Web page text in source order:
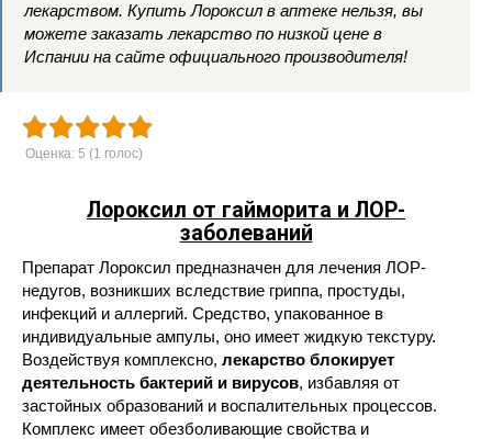
лекарством. Купить Лороксил в аптеке нельзя, вы
можете заказать лекарство по низкой цене в
Испании на сайте официального производителя!
Оценка: 5 (1 голос)
Лороксил от гайморита и ЛОР-
заболеваний
Препарат Лороксил предназначен для лечения ЛОР-
недугов, возникших вследствие гриппа, простуды,
инфекций и аллергий. Средство, упакованное в
индивидуальные ампулы, оно имеет жидкую текстуру.
Воздействуя комплексно, лекарство блокирует
деятельность бактерий и вирусов, избавляя от
застойных образований и воспалительных процессов.
Комплекс имеет обезболивающие свойства и